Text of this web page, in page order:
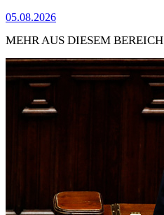
05.08.2026
MEHR AUS DIESEM BEREICH